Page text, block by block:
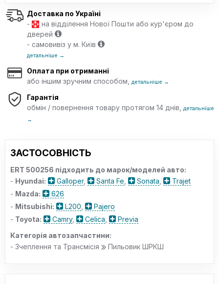
Доставка по Україні
-
на відділення Нової Пошти або кур'єром до
дверей
- самовивіз у м. Київ
детальніше →
Оплата при отриманні
або іншим зручним способом,
детальніше →
Гарантія
обмін / повернення товару протягом 14 днів,
детальніше
→
ЗАСТОСОВНІСТЬ
ERT 500256 підходить до марок/моделей авто:
- Hyundai: Galloper, Santa Fe Sonata
Trajet
- Mazda:
626
- Mitsubishi: L200
Pajero
- Toyota: Camry, Celica
Previa
Категорія автозапчастини:
- Зчеплення та Трансмісія
Пильовик ШРКШ